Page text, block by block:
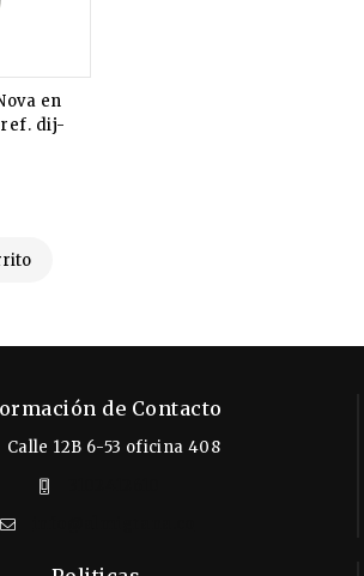
en
dij-
de Contacto
Calle 12B 6-53 oficina 408